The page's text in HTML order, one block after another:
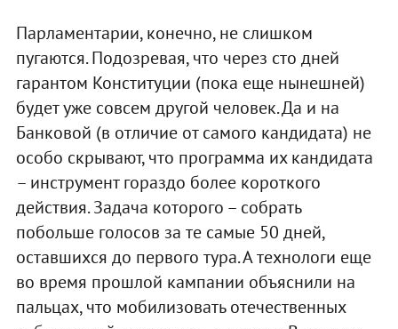
Парламентарии, конечно, не слишком
пугаются. Подозревая, что через сто дней
гарантом Конституции (пока еще нынешней)
будет уже совсем другой человек. Да и на
Банковой (в отличие от самого кандидата) не
особо скрывают, что программа их кандидата
– инструмент гораздо более короткого
действия. Задача которого – собрать
побольше голосов за те самые 50 дней,
оставшихся до первого тура. А технологи еще
во время прошлой кампании объяснили на
пальцах, что мобилизовать отечественных